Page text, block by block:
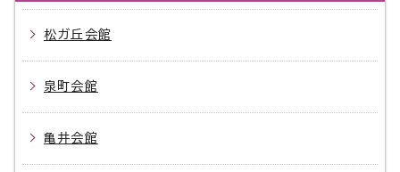
松ガ丘会館
泉町会館
亀井会館